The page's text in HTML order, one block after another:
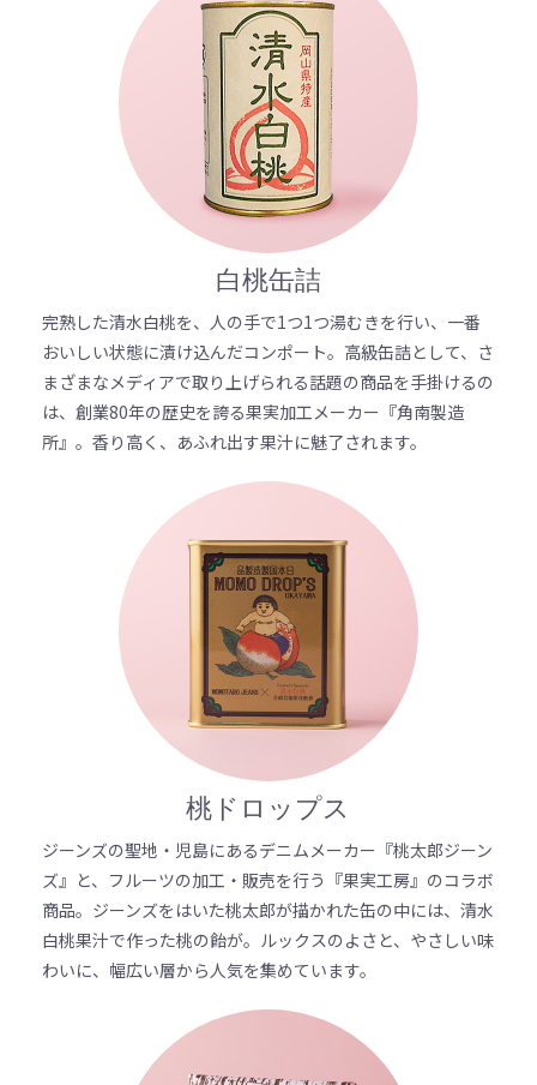
白桃缶詰
完熟した清水白桃を、人の手で1つ1つ湯むきを行い、一番
おいしい状態に漬け込んだコンポート。高級缶詰として、さ
まざまなメディアで取り上げられる話題の商品を手掛けるの
は、創業80年の歴史を誇る果実加工メーカー『角南製造
所』。香り高く、あふれ出す果汁に魅了されます。
桃ドロップス
ジーンズの聖地・児島にあるデニムメーカー『桃太郎ジーン
ズ』と、フルーツの加工・販売を行う『果実工房』のコラボ
商品。ジーンズをはいた桃太郎が描かれた缶の中には、清水
白桃果汁で作った桃の飴が。ルックスのよさと、やさしい味
わいに、幅広い層から人気を集めています。